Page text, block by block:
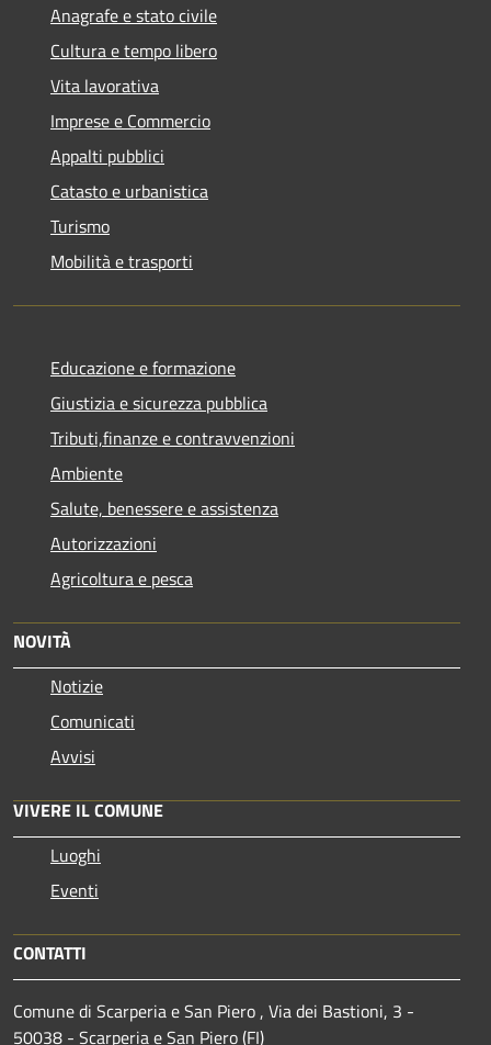
Anagrafe e stato civile
Cultura e tempo libero
Vita lavorativa
Imprese e Commercio
Appalti pubblici
Catasto e urbanistica
Turismo
Mobilità e trasporti
Educazione e formazione
Giustizia e sicurezza pubblica
Tributi,finanze e contravvenzioni
Ambiente
Salute, benessere e assistenza
Autorizzazioni
Agricoltura e pesca
NOVITÀ
Notizie
Comunicati
Avvisi
VIVERE IL COMUNE
Luoghi
Eventi
CONTATTI
Comune di Scarperia e San Piero , Via dei Bastioni, 3 -
50038 - Scarperia e San Piero (FI)